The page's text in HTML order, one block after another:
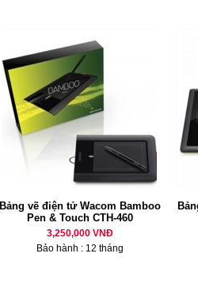
Bảng vẽ điện tử Wacom Bamboo
Pen & Touch CTH-460
3,250,000 VNĐ
Bảo hành : 12 tháng